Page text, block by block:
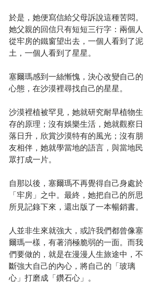
於是，她便寫信給父母訴說這種苦悶。
她父親的回信只有短短三行字：兩個人
從牢房的鐵窗望出去，一個人看到了泥
土，一個人看到了星星。
塞爾瑪感到一絲慚愧，決心改變自己的
心態，在沙漠裡尋找自己的星星。
沙漠裡植被罕見，她就研究耐旱植物生
存的原理；沒有娛樂生活，她就觀察日
落日升，欣賞沙漠特有的風光；沒有朋
友相伴，她就學當地的語言，與當地民
眾打成一片。
自那以後，塞爾瑪不再覺得自己身處於
「牢房」之中。最終，她把自己的所思
所見記錄下來，還出版了一本暢銷書。
人並非生來就強大，或許我們都曾像塞
爾瑪一樣，有著消極脆弱的一面。而我
們要做的，就是在漫漫人生旅途中，不
斷強大自己的內心，將自己的「玻璃
心」打磨成「鑽石心」。